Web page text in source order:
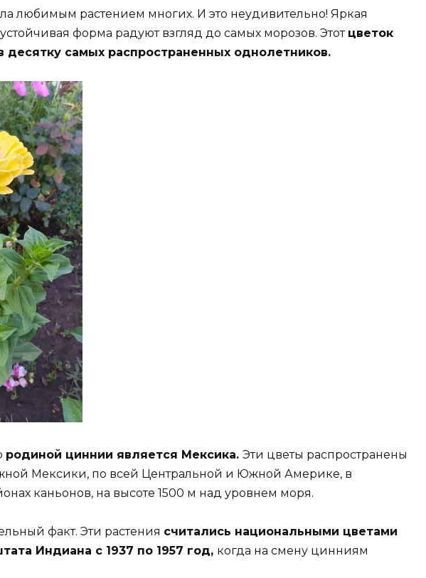
любимым растением многих. И это неудивительно! Яркая
форма радуют взгляд до самых морозов. Этот цветок
десятку самых распространенных однолетников.
родиной циннии является Мексика. Эти цветы распространены
Мексики, по всей Центральной и Южной Америке, в
каньонов, на высоте 1500 м над уровнем моря.
факт. Эти растения считались национальными цветами
Индиана с 1937 по 1957 год, когда на смену цинниям